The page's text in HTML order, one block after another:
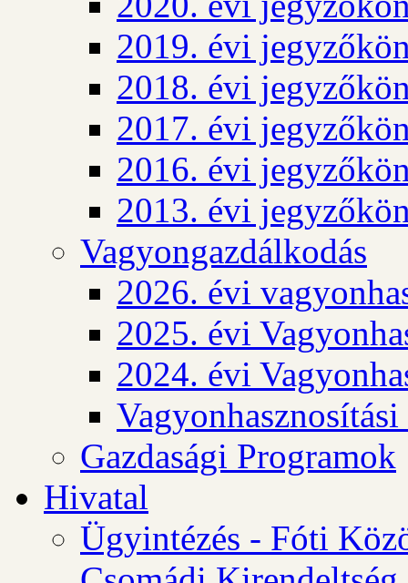
2019. évi
2018. évi
2017. évi
2016. évi
2013. évi
Vagyongazdálkodás
2026. évi
2025. évi
2024. évi
Gazdasági Programok
Hivatal
Ügyintézés - Fóti